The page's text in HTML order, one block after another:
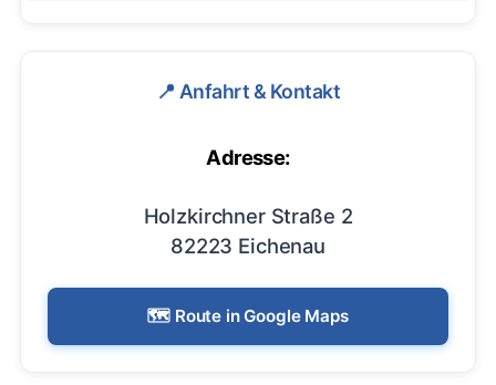
📍 Anfahrt & Kontakt
Adresse:
Holzkirchner Straße 2
82223 Eichenau
🗺️ Route in Google Maps